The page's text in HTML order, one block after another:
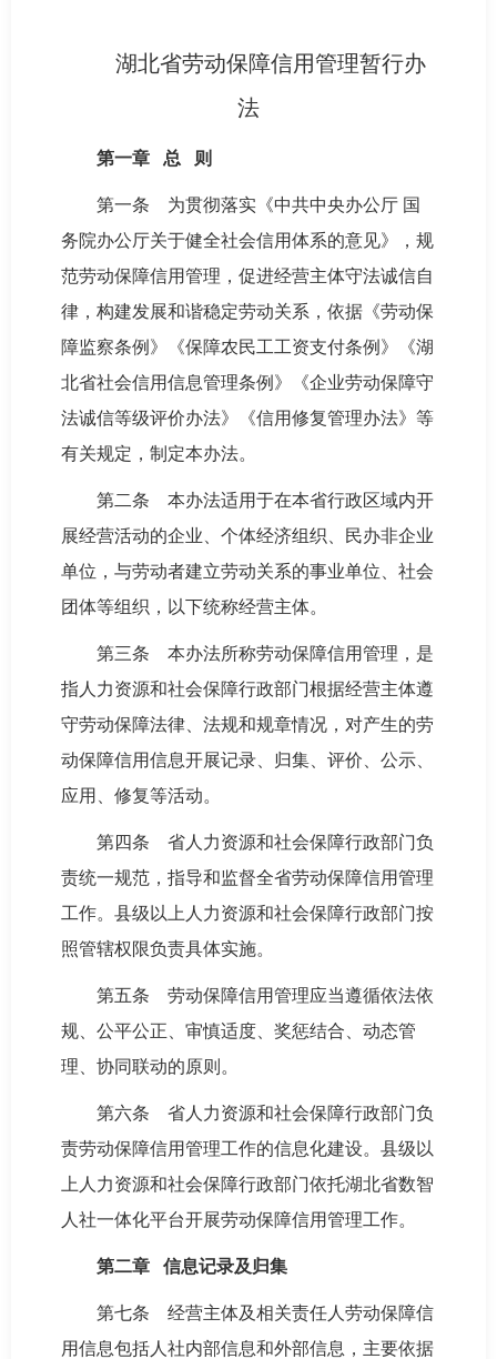
湖北省劳动保障信用管理暂行办
法
第一章 总 则
第一条 为贯彻落实《中共中央办公厅 国
务院办公厅关于健全社会信用体系的意见》，规
范劳动保障信用管理，促进经营主体守法诚信自
律，构建发展和谐稳定劳动关系，依据《劳动保
障监察条例》《保障农民工工资支付条例》《湖
北省社会信用信息管理条例》《企业劳动保障守
法诚信等级评价办法》《信用修复管理办法》等
有关规定，制定本办法。
第二条 本办法适用于在本省行政区域内开
展经营活动的企业、个体经济组织、民办非企业
单位，与劳动者建立劳动关系的事业单位、社会
团体等组织，以下统称经营主体。
第三条 本办法所称劳动保障信用管理，是
指人力资源和社会保障行政部门根据经营主体遵
守劳动保障法律、法规和规章情况，对产生的劳
动保障信用信息开展记录、归集、评价、公示、
应用、修复等活动。
第四条 省人力资源和社会保障行政部门负
责统一规范，指导和监督全省劳动保障信用管理
工作。县级以上人力资源和社会保障行政部门按
照管辖权限负责具体实施。
第五条 劳动保障信用管理应当遵循依法依
规、公平公正、审慎适度、奖惩结合、动态管
理、协同联动的原则。
第六条 省人力资源和社会保障行政部门负
责劳动保障信用管理工作的信息化建设。县级以
上人力资源和社会保障行政部门依托湖北省数智
人社一体化平台开展劳动保障信用管理工作。
第二章 信息记录及归集
第七条 经营主体及相关责任人劳动保障信
用信息包括人社内部信息和外部信息，主要依据